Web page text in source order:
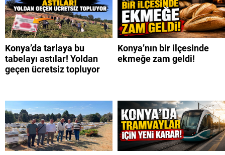
Konya’da tarlaya bu
tabelayı astılar! Yoldan
geçen ücretsiz topluyor
Konya’nın bir ilçesinde
ekmeğe zam geldi!